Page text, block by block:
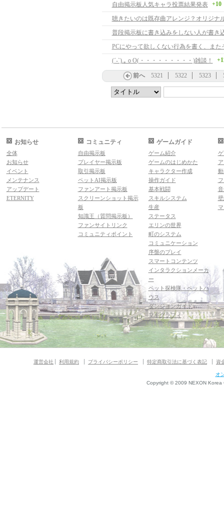
自由掲示板人気キャラ投票結果発表 +10
聴きたいのは既存曲アレンジ？オリジナ
普段掲示板に書き込みをしない人が書き
(´-`).｡ｏO(・・・・・・・・・)雑談！
前へ 5321 5322 5323
お知らせ
全体
お知らせ
イベント
メンテナンス
アップデート
ETERNITY
コミュニティ
自由掲示板
プレイヤー掲示板
取引掲示板
ペットAI掲示板
ファンアート掲示板
スクリーンショット掲示
板
知識王（質問掲示板）
ファンサイトリンク
コミュニティポイント
ゲームガイド
ゲーム紹介
ゲームのはじめかた
キャラクター作成
操作ガイド
基本戦闘
スキルシステム
生産
ステータス
エリンの世界
町のシステム
コミュニケーション
序盤のプレイ
スマートコンテンツ
インタラクションメーカ
ー
ペット探検隊・ペットハ
ウス
ダンジョンガイド
マギグラフィ
運営会社 利用規約 プライバシーポリシー 特定商取引法に基づく表記 資
オ
Copyright © 2009 NEXON Korea